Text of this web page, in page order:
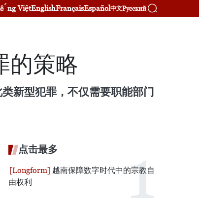
ViệtEnglishFrançaisEspañol中文Русский
的策略
新型犯罪，不仅需要职能部门
点击最多
越南保障数字时代中的宗教自
由权利